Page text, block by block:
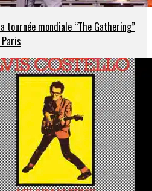
tournée mondiale “The Gathering”